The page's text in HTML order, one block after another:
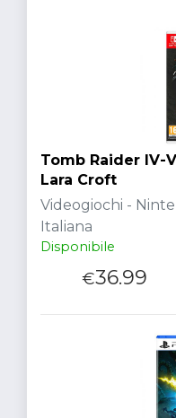
Tomb Raider IV-
Lara Croft
Videogiochi -
Italiana
Disponibile
€36.99